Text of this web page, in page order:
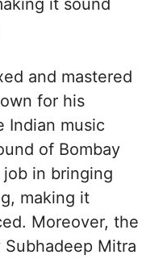
and mastered
for his
Indian music
of Bombay
job in bringing
making it
Moreover, the
Mitra